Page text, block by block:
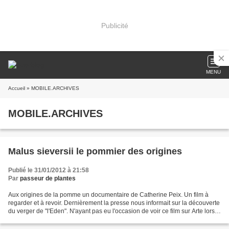
Publicité
MENU
Accueil » MOBILE.ARCHIVES
MOBILE.ARCHIVES
Malus sieversii le pommier des origines
Publié le 31/01/2012 à 21:58
Par passeur de plantes
Aux origines de la pomme un documentaire de Catherine Peix. Un film à
regarder et à revoir. Dernièrement la presse nous informait sur la découverte
du verger de "l'Eden". N'ayant pas eu l'occasion de voir ce film sur Arte lors